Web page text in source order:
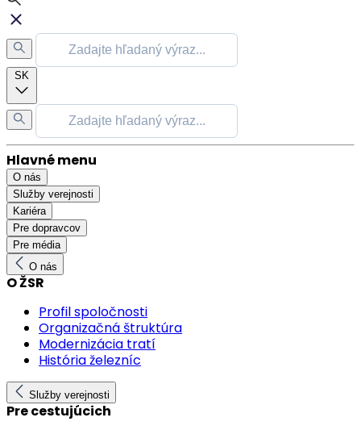
SK
Hlavné menu
O nás
Služby verejnosti
Kariéra
Pre dopravcov
Pre média
O nás
O ŽSR
Profil spoločnosti
Organizačná štruktúra
Modernizácia tratí
História železníc
Služby verejnosti
Pre cestujúcich